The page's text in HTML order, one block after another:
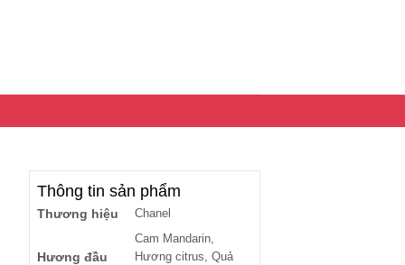
Thông tin sản phẩm
Thương hiệu Chanel
Hương đầu
Cam Mandarin,
Hương citrus, Quả